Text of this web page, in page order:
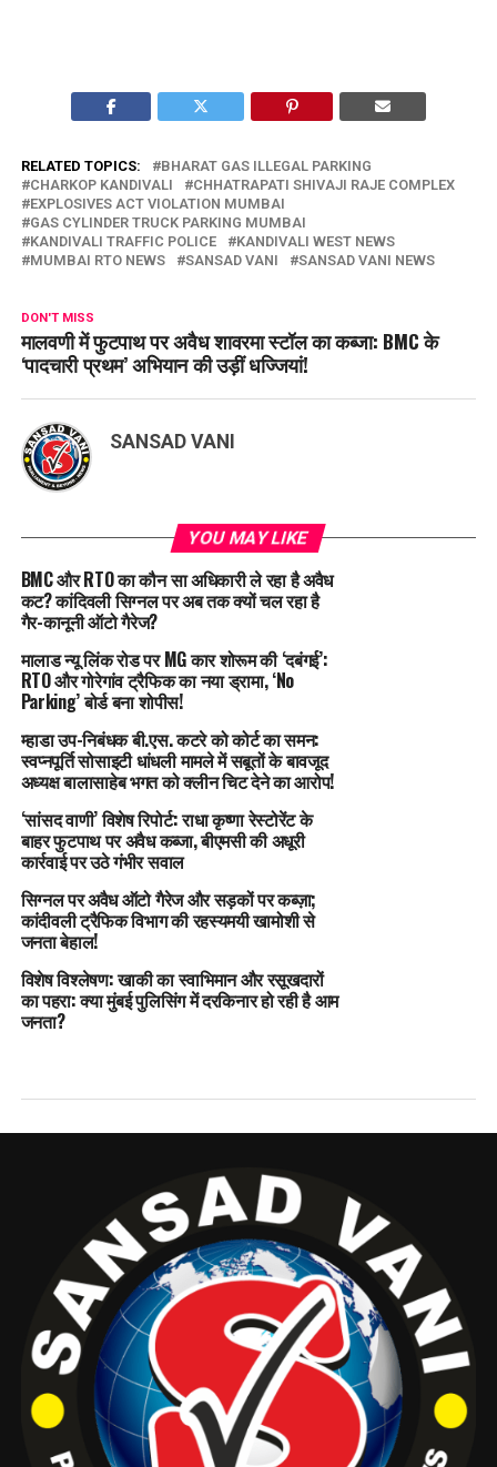
RELATED TOPICS:
BHARAT GAS ILLEGAL PARKING
CHARKOP KANDIVALI
CHHATRAPATI SHIVAJI RAJE COMPLEX
EXPLOSIVES ACT VIOLATION MUMBAI
GAS CYLINDER TRUCK PARKING MUMBAI
KANDIVALI TRAFFIC POLICE
KANDIVALI WEST NEWS
MUMBAI RTO NEWS
SANSAD VANI SANSAD VANI NEWS
DON'T MISS
मालवणी में फुटपाथ पर अवैध शावरमा स्टॉल का कब्जा: BMC के
‘पादचारी प्रथम’ अभियान की उड़ीं धज्जियां!
SANSAD VANI
YOU MAY LIKE
BMC और RTO का कौन सा अधिकारी ले रहा है अवैध
कट? कांदिवली सिग्नल पर अब तक क्यों चल रहा है
गैर-कानूनी ऑटो गैरेज?
मालाड न्यू लिंक रोड पर MG कार शोरूम की ‘दबंगई’:
RTO और गोरेगांव ट्रैफिक का नया ड्रामा, ‘No
Parking’ बोर्ड बना शोपीस!
म्हाडा उप-निबंधक बी.एस. कटरे को कोर्ट का समन:
स्वप्नपूर्ति सोसाइटी धांधली मामले में सबूतों के बावजूद
अध्यक्ष बालासाहेब भगत को क्लीन चिट देने का आरोप!
‘सांसद वाणी’ विशेष रिपोर्ट: राधा कृष्णा रेस्टोरेंट के
बाहर फुटपाथ पर अवैध कब्जा, बीएमसी की अधूरी
कार्रवाई पर उठे गंभीर सवाल
सिग्नल पर अवैध ऑटो गैरेज और सड़कों पर कब्ज़ा;
कांदीवली ट्रैफिक विभाग की रहस्यमयी खामोशी से
जनता बेहाल!
विशेष विश्लेषण: खाकी का स्वाभिमान और रसूखदारों
का पहरा: क्या मुंबई पुलिसिंग में दरकिनार हो रही है आम
जनता?